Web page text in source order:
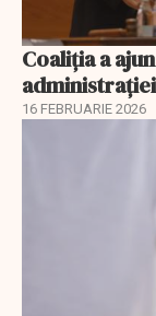
Coaliția a
16 FEBRUARIE 2026